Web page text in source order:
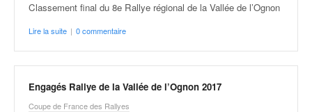
Classement final du 8e Rallye régional de la Vallée de l’Ognon
Lire la suite | 0 commentaire
Engagés Rallye de la Vallée de l’Ognon 2017
Coupe de France des Rallyes